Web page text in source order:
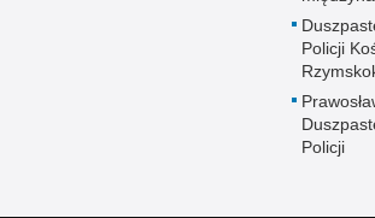
Policji
Policji